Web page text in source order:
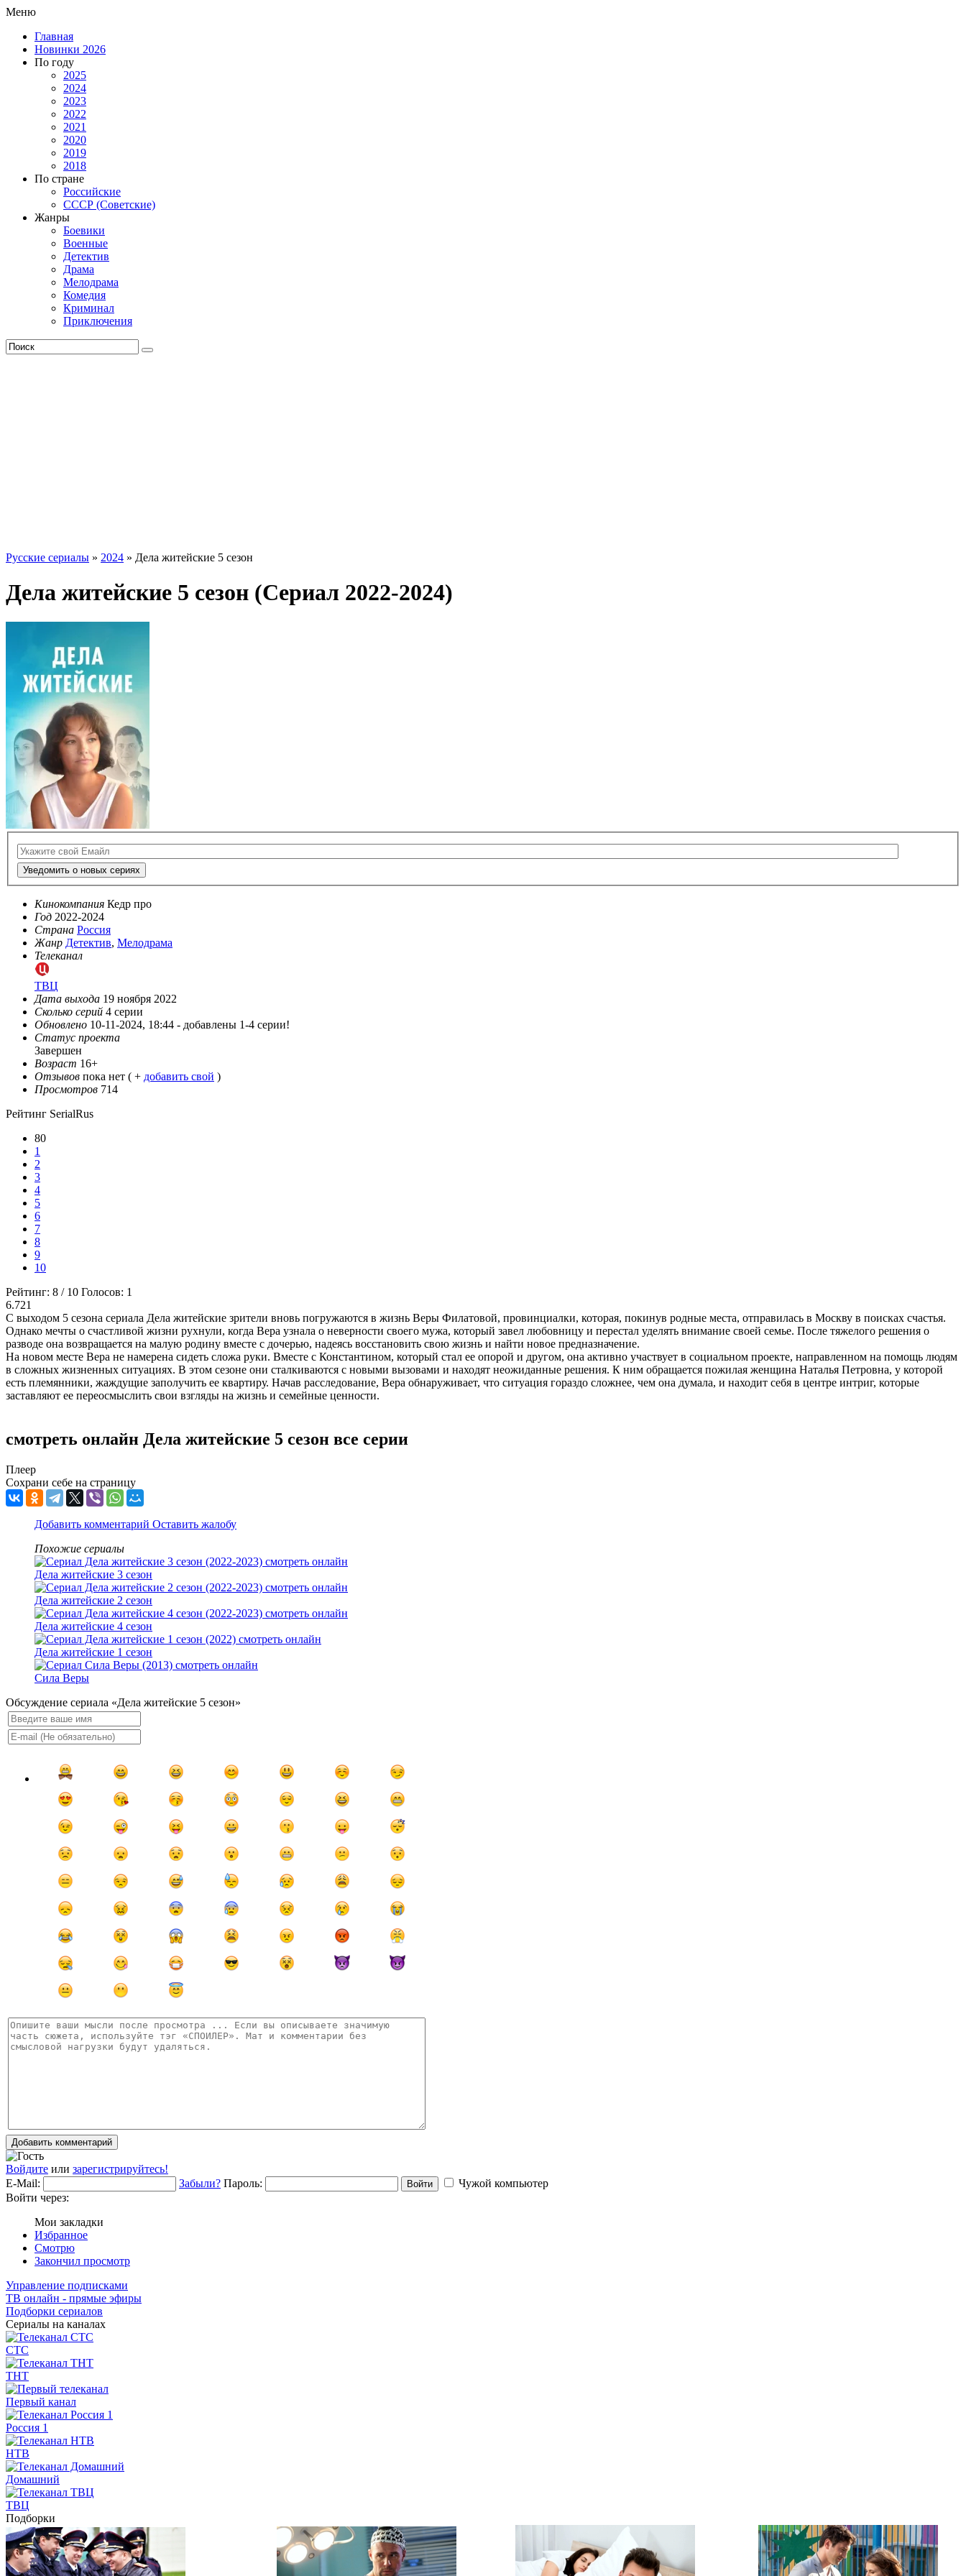
Меню
Главная
Новинки 2026
По году
2025
2024
2023
2022
2021
2020
2019
2018
По стране
Российские
СССР (Советские)
Жанры
Боевики
Военные
Детектив
Драма
Мелодрама
Комедия
Криминал
Приключения
Русские сериалы » 2024 » Дела житейские 5 сезон
Дела житейские 5 сезон (Сериал 2022-2024)
Уведомить о новых сериях
Кинокомпания Кедр про
Год 2022-2024
Страна Россия
Жанр Детектив, Мелодрама
Телеканал
ТВЦ
Дата выхода 19 ноября 2022
Сколько серий 4 серии
Обновлено 10-11-2024, 18:44 - добавлены 1-4 серии!
Статус проекта
Завершен
Возраст 16+
Отзывов пока нет ( + добавить свой )
Просмотров 714
Рейтинг SerialRus
80
1
2
3
4
5
6
7
8
9
10
Рейтинг: 8 / 10 Голосов: 1
6.721
С выходом 5 сезона сериала Дела житейские зрители вновь погружаются в жизнь Веры Филатовой, провинциалки, которая, покинув родные места, отправилась в Москву в поисках счастья.
Однако мечты о счастливой жизни рухнули, когда Вера узнала о неверности своего мужа, который завел любовницу и перестал уделять внимание своей семье. После тяжелого решения о
разводе она возвращается на малую родину вместе с дочерью, надеясь восстановить свою жизнь и найти новое предназначение.
На новом месте Вера не намерена сидеть сложа руки. Вместе с Константином, который стал ее опорой и другом, она активно участвует в социальном проекте, направленном на помощь людям
в сложных жизненных ситуациях. В этом сезоне они сталкиваются с новыми вызовами и находят неожиданные решения. К ним обращается пожилая женщина Наталья Петровна, у которой
есть племянники, жаждущие заполучить ее квартиру. Начав расследование, Вера обнаруживает, что ситуация гораздо сложнее, чем она думала, и находит себя в центре интриг, которые
заставляют ее переосмыслить свои взгляды на жизнь и семейные ценности.
смотреть онлайн Дела житейские 5 сезон все серии
Плеер
Сохрани себе на страницу
Добавить комментарий Оставить жалобу
Похожие сериалы
Дела житейские 3 сезон
Дела житейские 2 сезон
Дела житейские 4 сезон
Дела житейские 1 сезон
Сила Веры
Обсуждение сериала «Дела житейские 5 сезон»
Добавить комментарий
Войдите или зарегистрируйтесь!
E-Mail:
Забыли? Пароль: Войти
Чужой компьютер
Войти через:
Мои закладки
Избранное
Смотрю
Закончил просмотр
Управление подписками
ТВ онлайн - прямые эфиры
Подборки сериалов
Сериалы на каналах
СТС
ТНТ
Первый канал
Россия 1
НТВ
Домашний
ТВЦ
Подборки